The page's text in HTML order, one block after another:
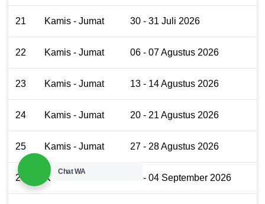
21 Kamis - Jumat 30 - 31 Juli 2026
22 Kamis - Jumat 06 - 07 Agustus 2026
23 Kamis - Jumat 13 - 14 Agustus 2026
24 Kamis - Jumat 20 - 21 Agustus 2026
25 Kamis - Jumat 27 - 28 Agustus 2026
26 Kamis - Jumat 03 - 04 September 2026
Chat WA